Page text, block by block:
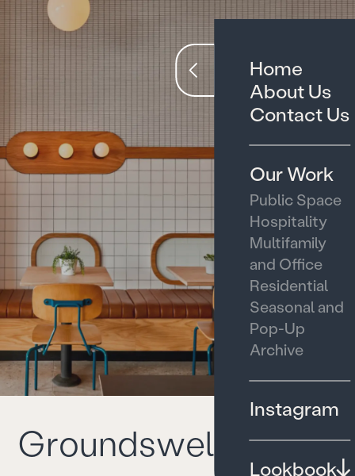
Home
About Us
Contact Us
Our Work
Public Space
Hospitality
Multifamily
and Office
Residential
Seasonal and
Pop-Up
Archive
Instagram
Lookbook
Groundswel crafts